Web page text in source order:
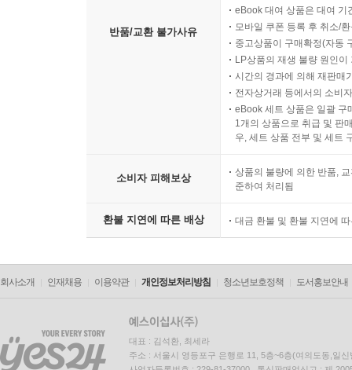
반품/교환 불가사유
eBook 대여 상품은 대여 기
모바일 쿠폰 등록 후 취소/
중고상품이 구매확정(자동
LP상품의 재생 불량 원인
시간의 경과에 의해 재판매
전자상거래 등에서의 소비
eBook 세트 상품은 일괄 구
1개의 상품으로 취급 및 판
우, 세트 상품 전부 및 세트
소비자 피해보상
상품의 불량에 의한 반품,
준하여 처리됨
환불 지연에 따른 배상 대금 환불 및 환불 지연에
회사소개 인재채용 이용약관 개인정보처리방침 청소년보호정책 도서홍보안내
대표 : 김석환, 최세라
주소 : 서울시 영등포구 은행로 11, 5층~6층(여의도동,일신